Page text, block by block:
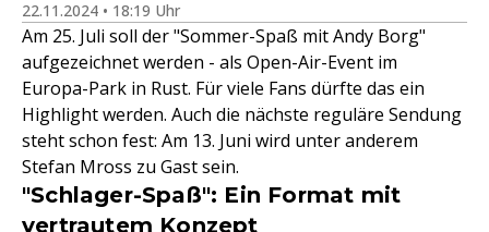
22.11.2024 • 18:19 Uhr
Am 25. Juli soll der "Sommer-Spaß mit Andy Borg"
aufgezeichnet werden - als Open-Air-Event im
Europa-Park in Rust. Für viele Fans dürfte das ein
Highlight werden. Auch die nächste reguläre Sendung
steht schon fest: Am 13. Juni wird unter anderem
Stefan Mross zu Gast sein.
"Schlager-Spaß": Ein Format mit
vertrautem Konzept